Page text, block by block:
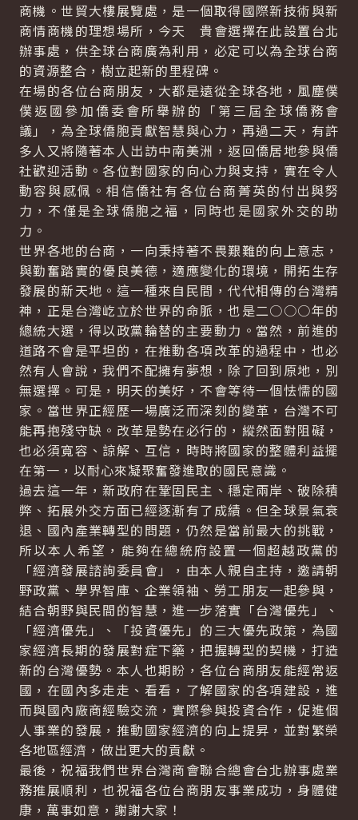
商機。世貿大樓展覽處，是一個取得國際新技術與新
商情商機的理想場所，今天 貴會選擇在此設置台北
辦事處，供全球台商廣為利用，必定可以為全球台商
的資源整合，樹立起新的里程碑。
在場的各位台商朋友，大都是遠從全球各地，風塵僕
僕返國參加僑委會所舉辦的「第三屆全球僑務會
議」，為全球僑胞貢獻智慧與心力，再過二天，有許
多人又將隨著本人出訪中南美洲，返回僑居地參與僑
社歡迎活動。各位對國家的向心力與支持，實在令人
動容與感佩。相信僑社有各位台商菁英的付出與努
力，不僅是全球僑胞之福，同時也是國家外交的助
力。
世界各地的台商，一向秉持著不畏艱難的向上意志，
與勤奮踏實的優良美德，適應變化的環境，開拓生存
發展的新天地。這一種來自民間，代代相傳的台灣精
神，正是台灣屹立於世界的命脈，也是二○○○年的
總統大選，得以政黨輪替的主要動力。當然，前進的
道路不會是平坦的，在推動各項改革的過程中，也必
然有人會說，我們不配擁有夢想，除了回到原地，別
無選擇。可是，明天的美好，不會等待一個怯懦的國
家。當世界正經歷一場廣泛而深刻的變革，台灣不可
能再抱殘守缺。改革是勢在必行的，縱然面對阻礙，
也必須寬容、諒解、互信，時時將國家的整體利益擺
在第一，以耐心來凝聚奮發進取的國民意識。
過去這一年，新政府在鞏固民主、穩定兩岸、破除積
弊、拓展外交方面已經逐漸有了成績。但全球景氣衰
退、國內產業轉型的問題，仍然是當前最大的挑戰，
所以本人希望，能夠在總統府設置一個超越政黨的
「經濟發展諮詢委員會」，由本人親自主持，邀請朝
野政黨、學界智庫、企業領袖、勞工朋友一起參與，
結合朝野與民間的智慧，進一步落實「台灣優先」、
「經濟優先」、「投資優先」的三大優先政策，為國
家經濟長期的發展對症下藥，把握轉型的契機，打造
新的台灣優勢。本人也期盼，各位台商朋友能經常返
國，在國內多走走、看看，了解國家的各項建設，進
而與國內廠商經驗交流，實際參與投資合作，促進個
人事業的發展，推動國家經濟的向上提昇，並對繁榮
各地區經濟，做出更大的貢獻。
最後，祝福我們世界台灣商會聯合總會台北辦事處業
務推展順利，也祝福各位台商朋友事業成功，身體健
康，萬事如意，謝謝大家！